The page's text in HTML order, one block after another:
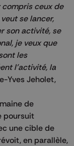
ceux de
se lancer,
son activité, se
je veux que
les
l’activité, la
Yves Jeholet,
de
poursuit
une cible de
en parallèle,